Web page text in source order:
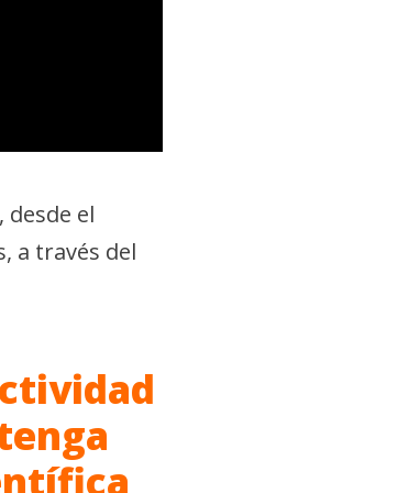
desde el
a través del